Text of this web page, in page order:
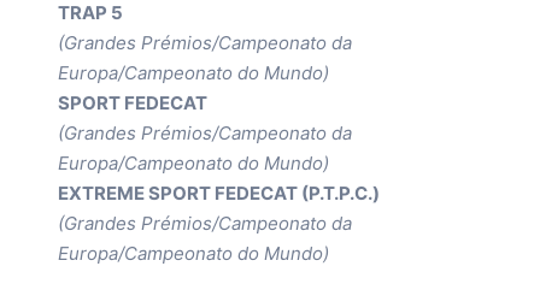
TRAP 5
(Grandes Prémios/Campeonato da
Europa/Campeonato do Mundo)
SPORT FEDECAT
(Grandes Prémios/Campeonato da
Europa/Campeonato do Mundo)
EXTREME SPORT FEDECAT (P.T.P.C.)
(Grandes Prémios/Campeonato da
Europa/Campeonato do Mundo)